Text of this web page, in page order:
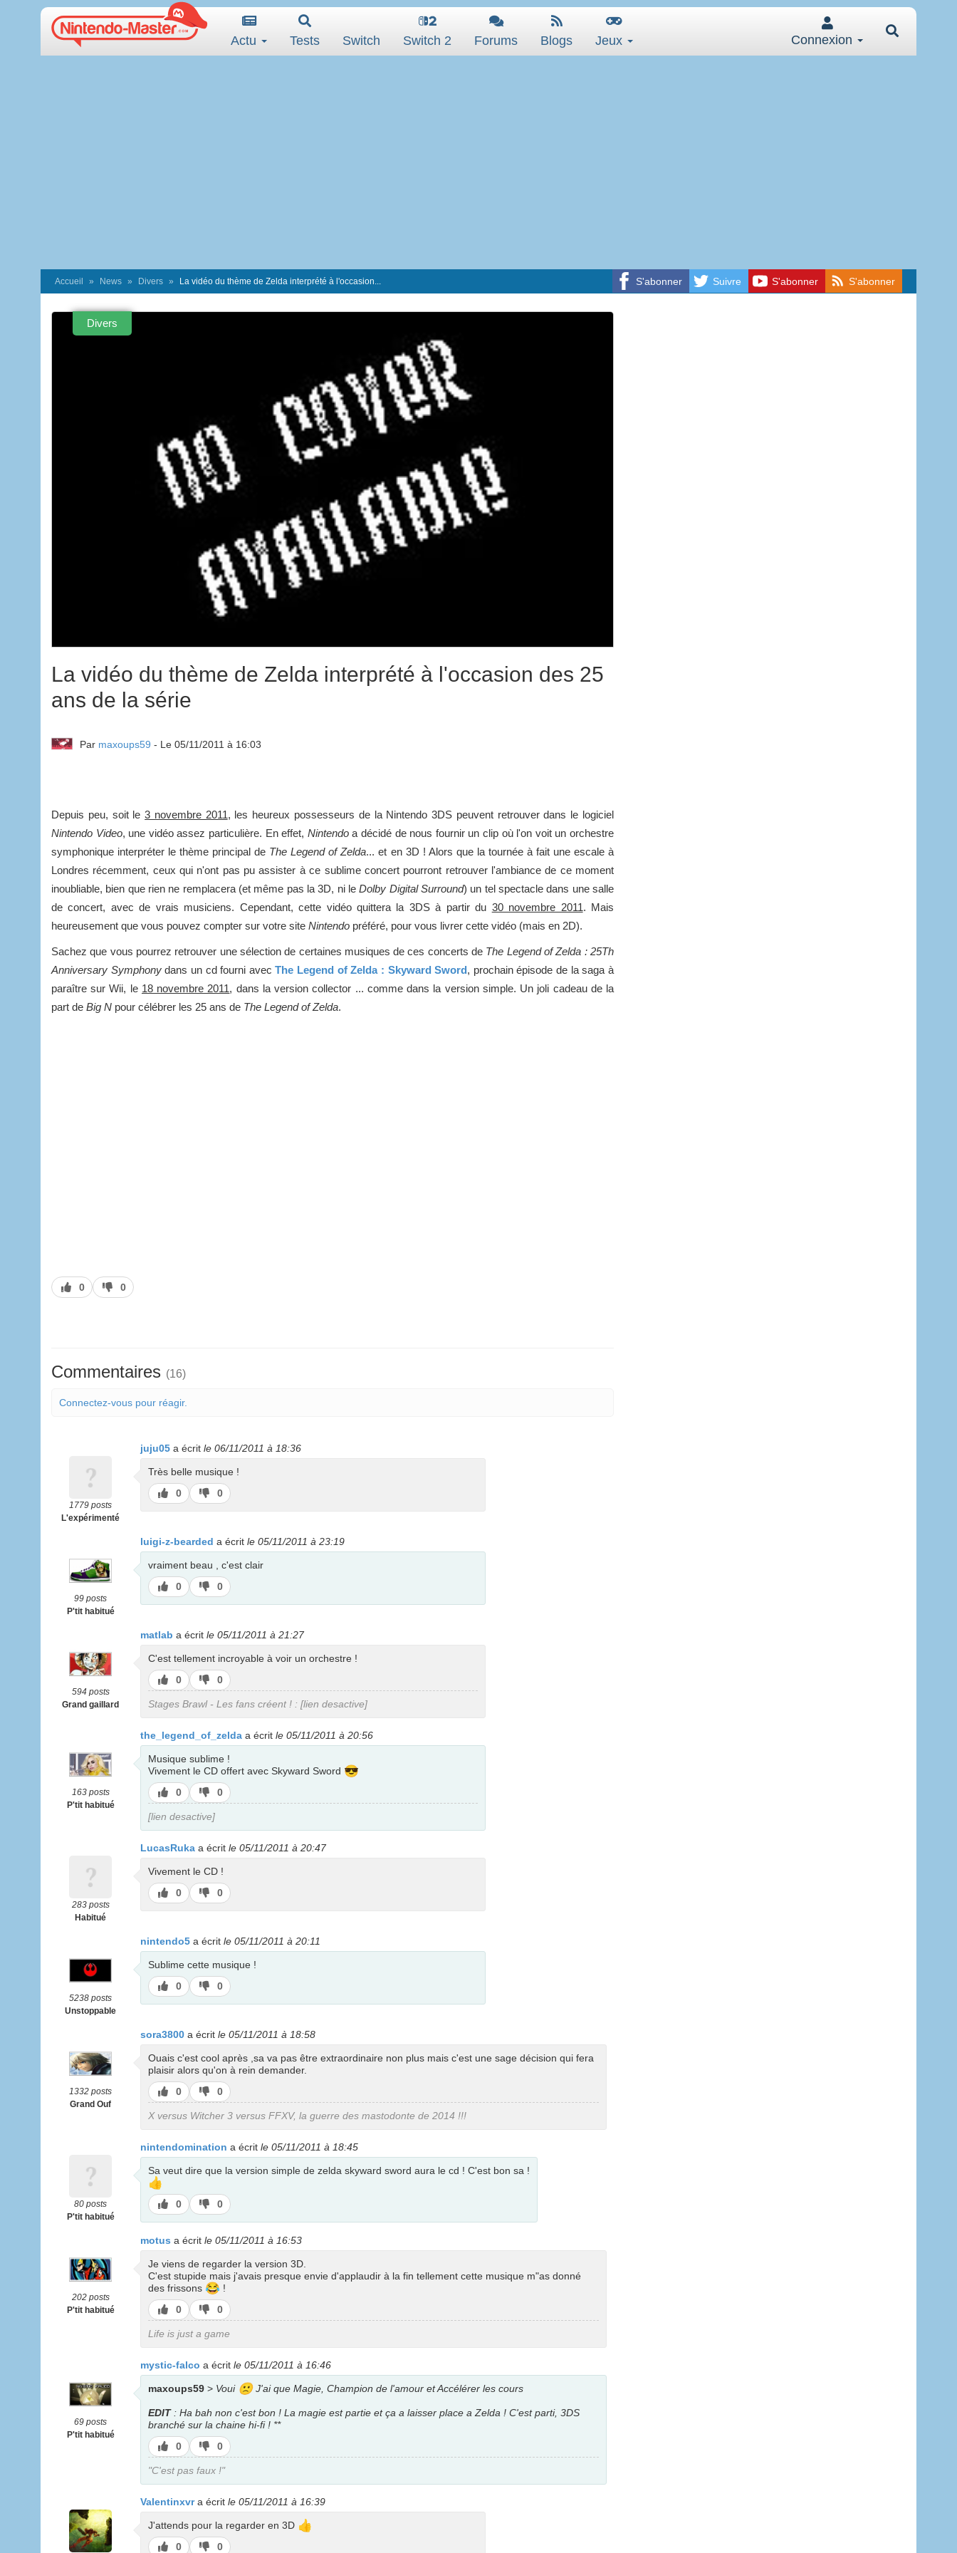
Actu Tests Switch Switch 2 Forums Blogs Jeux Connexion
S'abonner Suivre S'abonner S'abonner
Accueil News Divers La vidéo du thème de Zelda interprété à l'occasion...
Divers
La vidéo du thème de Zelda interprété à l'occasion des 25
ans de la série
Par maxoups59 - Le 05/11/2011 à 16:03
Depuis peu, soit le3 novembre 2011, les heureux possesseurs de la Nintendo 3DS peuvent retrouver dans le logiciel
Nintendo Video, une vidéo assez particulière. En effet, Nintendoa décidé de nous fournir un clip où l'on voit un orchestre
symphonique interpréter le thème principal de The Legend of Zelda... et en 3D ! Alors que la tournée à fait une escale à
Londres récemment, ceux qui n'ont pas pu assister à ce sublime concert pourront retrouver l'ambiance de ce moment
inoubliable, bien que rien ne remplacera (et même pas la 3D, ni leDolby Digital Surround) un tel spectacle dans une salle
de concert, avec de vrais musiciens. Cependant, cette vidéo quittera la 3DS à partir du 30 novembre 2011. Mais
heureusement que vous pouvez compter sur votre site Nintendo préféré, pour vous livrer cette vidéo (mais en 2D).
Sachez que vous pourrez retrouver une sélection de certaines musiques de ces concerts de The Legend of Zelda : 25Th
Anniversary Symphonydans un cd fourni avecThe Legend of Zelda : Skyward Sword, prochain épisode de la saga à
paraître sur Wii, le 18 novembre 2011, dans la version collector ... comme dans la version simple. Un joli cadeau de la
part de Big N pour célébrer les 25 ans de The Legend of Zelda.
J’aime
0
J’aime
pas
0
Commentaires (16)
Connectez-vous pour réagir.
1779 posts
L'expérimenté
juju05 a écrit le 06/11/2011 à 18:36
Très belle musique !
J’aime
0
J’aime
pas
0
99 posts
P'tit habitué
luigi-z-bearded a écrit le 05/11/2011 à 23:19
vraiment beau , c'est clair
J’aime
0
J’aime
pas
0
594 posts
Grand gaillard
matlab a écrit le 05/11/2011 à 21:27
C'est tellement incroyable à voir un orchestre !
J’aime
0
J’aime
pas
0
Stages Brawl - Les fans créent ! : [lien desactive]
163 posts
P'tit habitué
the_legend_of_zelda a écrit le 05/11/2011 à 20:56
Musique sublime !
Vivement le CD offert avec Skyward Sword 😎
J’aime
0
J’aime
pas
0
[lien desactive]
283 posts
Habitué
LucasRuka a écrit le 05/11/2011 à 20:47
Vivement le CD !
J’aime
0
J’aime
pas
0
5238 posts
Unstoppable
nintendo5 a écrit le 05/11/2011 à 20:11
Sublime cette musique !
J’aime
0
J’aime
pas
0
1332 posts
Grand Ouf
sora3800 a écrit le 05/11/2011 à 18:58
Ouais c'est cool après ,sa va pas être extraordinaire non plus mais c'est une sage décision qui fera
plaisir alors qu'on à rein demander.
J’aime
0
J’aime
pas
0
X versus Witcher 3 versus FFXV, la guerre des mastodonte de 2014 !!!
80 posts
P'tit habitué
nintendomination a écrit le 05/11/2011 à 18:45
Sa veut dire que la version simple de zelda skyward sword aura le cd ! C'est bon sa !
👍
J’aime
0
J’aime
pas
0
202 posts
P'tit habitué
motus a écrit le 05/11/2011 à 16:53
Je viens de regarder la version 3D.
C'est stupide mais j'avais presque envie d'applaudir à la fin tellement cette musique m"as donné
des frissons 😂 !
J’aime
0
J’aime
pas
0
Life is just a game
69 posts
P'tit habitué
mystic-falco a écrit le 05/11/2011 à 16:46
maxoups59 > Voui 🙁J'ai que Magie, Champion de l'amour et Accélérer les cours
EDIT: Ha bah non c'est bon ! La magie est partie et ça a laisser place a Zelda ! C'est parti, 3DS
branché sur la chaine hi-fi ! **
J’aime
0
J’aime
pas
0
"C'est pas faux !"
Valentinxvra écrit le 05/11/2011 à 16:39
J'attends pour la regarder en 3D 👍
J’aime
0
J’aime
0